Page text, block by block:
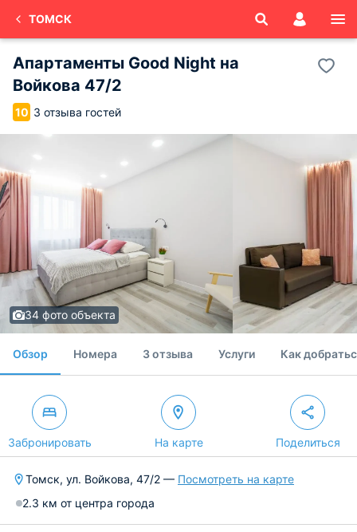
ТОМСК
Апартаменты Good Night на
Войкова 47/2
10 3 отзыва гостей
34 фото объекта
Обзор Номера 3 отзыва Услуги Как
Забронировать На карте Поделиться
Томск, ул. Войкова, 47/2 — Посмотреть на карте
2.3 км от центра города